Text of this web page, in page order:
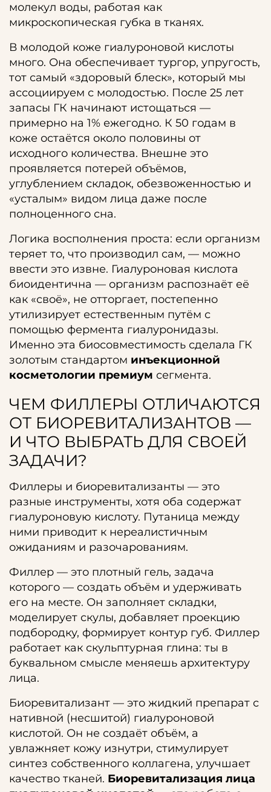
молекул воды, работая как
микроскопическая губка в тканях.
В молодой коже гиалуроновой кислоты
много. Она обеспечивает тургор, упругость,
тот самый «здоровый блеск», который мы
ассоциируем с молодостью. После 25 лет
запасы ГК начинают истощаться —
примерно на 1% ежегодно. К 50 годам в
коже остаётся около половины от
исходного количества. Внешне это
проявляется потерей объёмов,
углублением складок, обезвоженностью и
«усталым» видом лица даже после
полноценного сна.
Логика восполнения проста: если организм
теряет то, что производил сам, — можно
ввести это извне. Гиалуроновая кислота
биоидентична — организм распознаёт её
как «своё», не отторгает, постепенно
утилизирует естественным путём с
помощью фермента гиалуронидазы.
Именно эта биосовместимость сделала ГК
золотым стандартом инъекционной
косметологии премиум сегмента.
ЧЕМ ФИЛЛЕРЫ ОТЛИЧАЮТСЯ
ОТ БИОРЕВИТАЛИЗАНТОВ —
И ЧТО ВЫБРАТЬ ДЛЯ СВОЕЙ
ЗАДАЧИ?
Филлеры и биоревитализанты — это
разные инструменты, хотя оба содержат
гиалуроновую кислоту. Путаница между
ними приводит к нереалистичным
ожиданиям и разочарованиям.
Филлер — это плотный гель, задача
которого — создать объём и удерживать
его на месте. Он заполняет складки,
моделирует скулы, добавляет проекцию
подбородку, формирует контур губ. Филлер
работает как скульптурная глина: ты в
буквальном смысле меняешь архитектуру
лица.
Биоревитализант — это жидкий препарат с
нативной (несшитой) гиалуроновой
кислотой. Он не создаёт объём, а
увлажняет кожу изнутри, стимулирует
синтез собственного коллагена, улучшает
качество тканей. Биоревитализация лица